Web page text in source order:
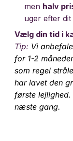
men halv
uger efter dit
Vælg din tid i
Tip: Vi
for 1-2
som regel
har lavet den
første
næste gang.